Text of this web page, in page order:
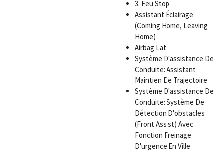
3. Feu Stop
Assistant Éclairage
(Coming Home, Leaving
Home)
Airbag Lat
Système D'assistance De
Conduite: Assistant
Maintien De Trajectoire
Système D'assistance De
Conduite: Système De
Détection D'obstacles
(Front Assist) Avec
Fonction Freinage
D'urgence En Ville